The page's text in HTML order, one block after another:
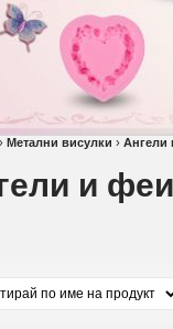
› Метални висулки › Ангели
и феи